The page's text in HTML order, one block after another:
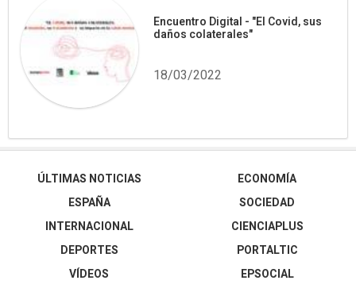
Encuentro Digital - "El Covid, sus
daños colaterales"
18/03/2022
ÚLTIMAS NOTICIAS
ESPAÑA
INTERNACIONAL
DEPORTES
VÍDEOS
ECONOMÍA
SOCIEDAD
CIENCIAPLUS
PORTALTIC
EPSOCIAL